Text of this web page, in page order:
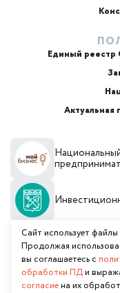
Единый
Комитет по
Сайт использует
Продолжая
вы соглашаетесь с
обработки ПДи
согласиена их
Я согласен с
продуктах,